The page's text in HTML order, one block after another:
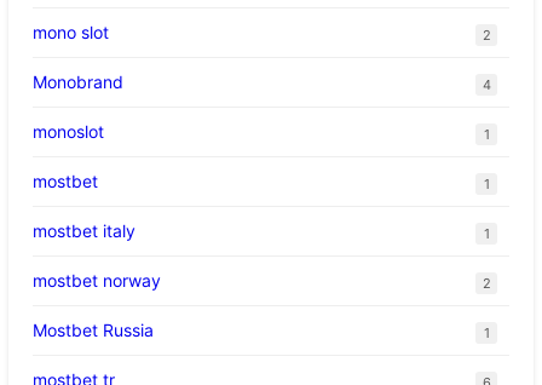
mono slot 2
Monobrand 4
monoslot 1
mostbet 1
mostbet italy 1
mostbet norway 2
Mostbet Russia 1
mostbet tr